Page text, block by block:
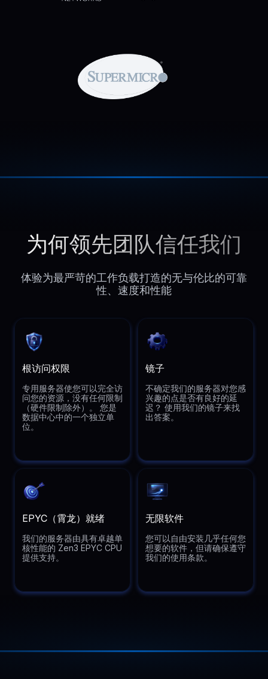
为何领先团队信任我们
体验为最严苛的工作负载打造的无与伦比的可靠
性、速度和性能
根访问权限
专用服务器使您可以完全访
问您的资源，没有任何限制
（硬件限制除外）。 您是
数据中心中的一个独立单
位。
镜子
不确定我们的服务器对您感
兴趣的点是否有良好的延
迟？ 使用我们的镜子来找
出答案。
EPYC（霄龙）就绪
我们的服务器由具有卓越单
核性能的 Zen3 EPYC CPU
提供支持。
无限软件
您可以自由安装几乎任何您
想要的软件，但请确保遵守
我们的使用条款。